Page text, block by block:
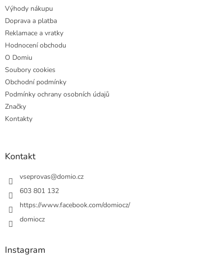
Výhody nákupu
Doprava a platba
Reklamace a vratky
Hodnocení obchodu
O Domiu
Soubory cookies
Obchodní podmínky
Podmínky ochrany osobních údajů
Značky
Kontakty
Kontakt
vseprovas@domio.cz
603 801 132
https://www.facebook.com/domiocz/
domiocz
Instagram